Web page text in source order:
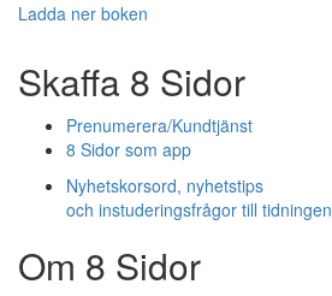
Ladda ner boken
Skaffa 8 Sidor
Prenumerera/Kundtjänst
8 Sidor som app
Nyhetskorsord, nyhetstips
och instuderingsfrågor till tidningen
Om 8 Sidor